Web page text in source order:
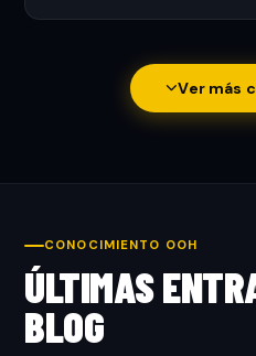
Ver más
CONOCIMIENTO OOH
ÚLTIMAS
BLOG